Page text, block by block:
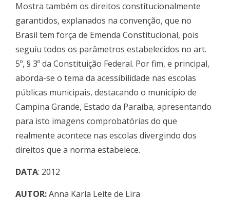
Mostra também os direitos constitucionalmente
garantidos, explanados na convenção, que no
Brasil tem força de Emenda Constitucional, pois
seguiu todos os parâmetros estabelecidos no art.
5º, § 3º da Constituição Federal. Por fim, e principal,
aborda-se o tema da acessibilidade nas escolas
públicas municipais, destacando o município de
Campina Grande, Estado da Paraíba, apresentando
para isto imagens comprobatórias do que
realmente acontece nas escolas divergindo dos
direitos que a norma estabelece.
DATA: 2012
AUTOR:Anna Karla Leite de Lira